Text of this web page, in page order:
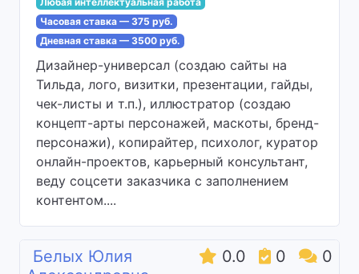
Часовая ставка — 375 руб.
Дневная ставка — 3500 руб.
Дизайнер-универсал (создаю сайты на
Тильда, лого, визитки, презентации, гайды,
чек-листы и т.п.), иллюстратор (создаю
концепт-арты персонажей, маскоты, бренд-
персонажи), копирайтер, психолог, куратор
онлайн-проектов, карьерный консультант,
веду соцсети заказчика с заполнением
контентом....
0.0 0 0
Белых Юлия